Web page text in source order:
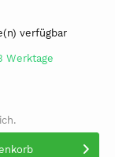
verfügbar
Werktage